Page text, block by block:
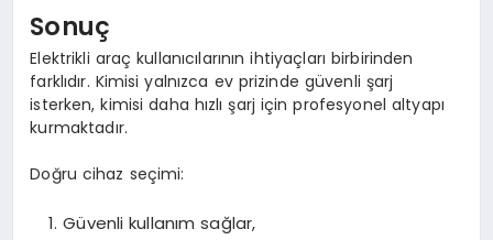
Sonuç
Elektrikli araç kullanıcılarının ihtiyaçları birbirinden
farklıdır. Kimisi yalnızca ev prizinde güvenli şarj
isterken, kimisi daha hızlı şarj için profesyonel altyapı
kurmaktadır.
Doğru cihaz seçimi:
Güvenli kullanım sağlar,